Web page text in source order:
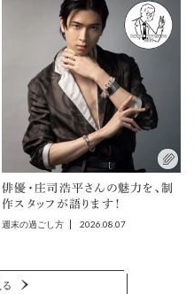
俳優・庄司浩平さんの魅力を、制
作スタッフが語ります！
週末の過ごし方 2026.08.07